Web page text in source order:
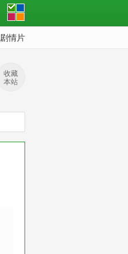
剧情片
收藏
本站